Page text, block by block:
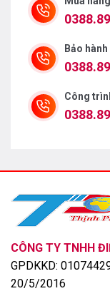
Bộ xử lý AI
CPU và GPU
tăng cường độ
Công nghệ 4K
Mapping tinh
phần rõ nét,
rộng.
Bảo hành
Công
CÔNG TY TNHH
GPDKKD:
20/5/2016